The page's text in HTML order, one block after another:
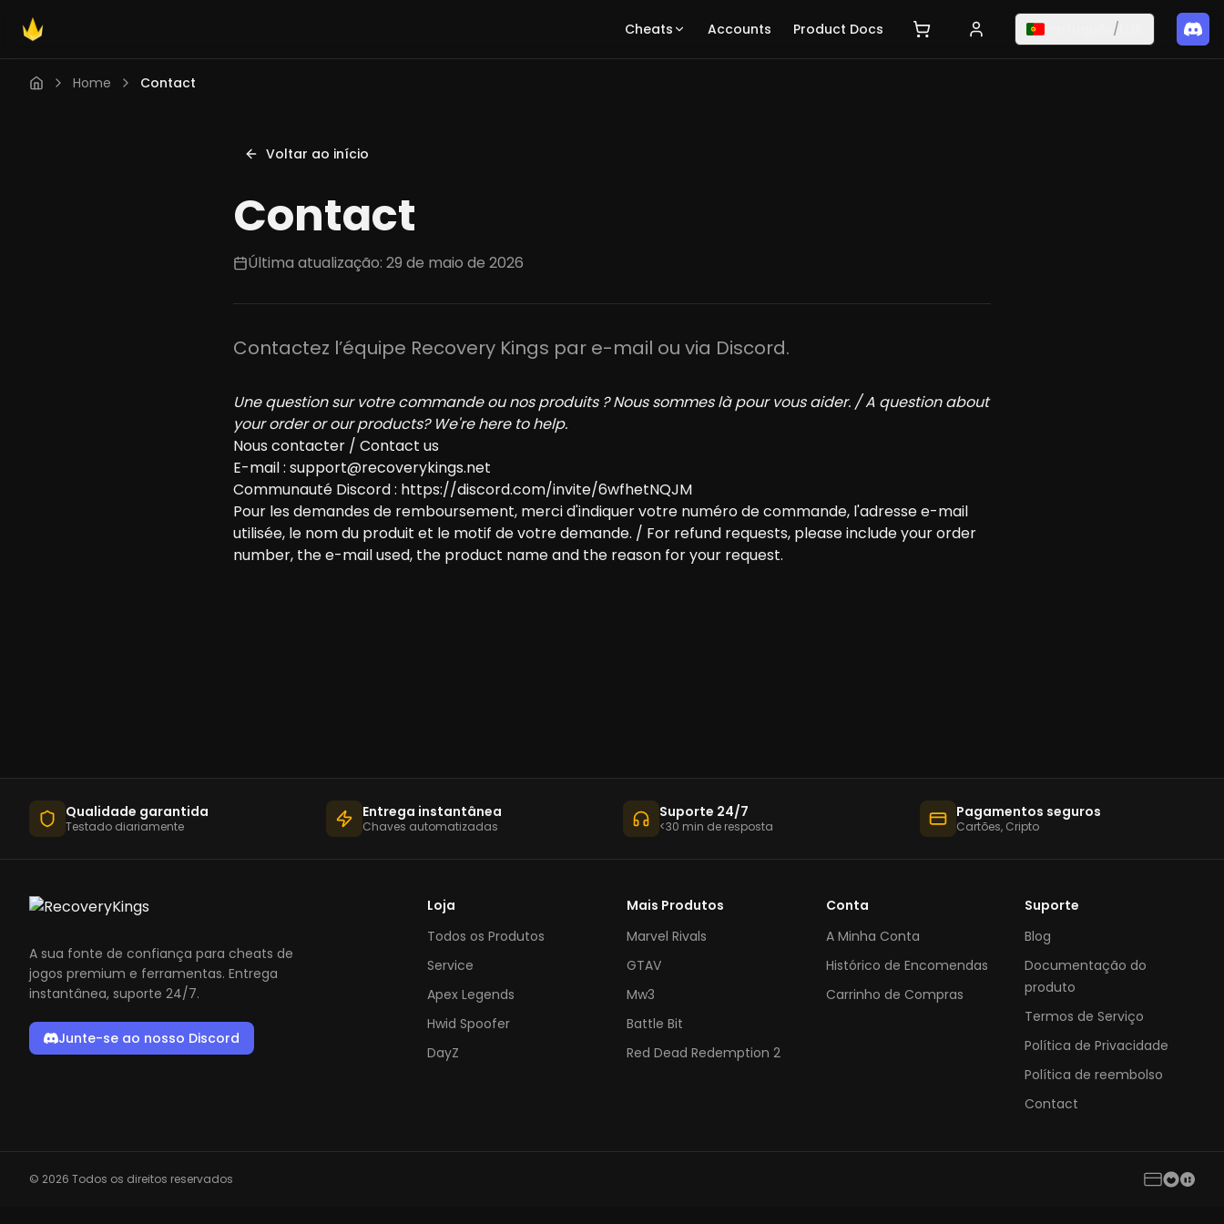
Cheats Accounts Product Docs /
Home Contact
Voltar ao início
Contact
Última atualização: 29 de maio de 2026
Contactez l’équipe Recovery Kings par e-mail ou via Discord.
Une question sur votre commande ou nos produits ? Nous sommes là pour vous aider. / A question about
your order or our products? We're here to help.
Nous contacter / Contact us
E-mail : support@recoverykings.net
Communauté Discord : https://discord.com/invite/6wfhetNQJM
Pour les demandes de remboursement, merci d'indiquer votre numéro de commande, l'adresse e-mail
utilisée, le nom du produit et le motif de votre demande. / For refund requests, please include your order
number, the e-mail used, the product name and the reason for your request.
Qualidade garantida
Testado diariamente
Entrega instantânea
Chaves automatizadas
Suporte 24/7
<30 min de resposta
Pagamentos seguros
Cartões, Cripto
A sua fonte de confiança para cheats de
jogos premium e ferramentas. Entrega
instantânea, suporte 24/7.
Junte-se ao nosso Discord
Loja
Todos os Produtos
Service
Apex Legends
Hwid Spoofer
DayZ
Mais Produtos
Marvel Rivals
GTAV
Mw3
Battle Bit
Red Dead Redemption 2
Conta
A Minha Conta
Histórico de Encomendas
Carrinho de Compras
Suporte
Blog
Documentação do
produto
Termos de Serviço
Política de Privacidade
Política de reembolso
Contact
© 2026 Todos os direitos reservados